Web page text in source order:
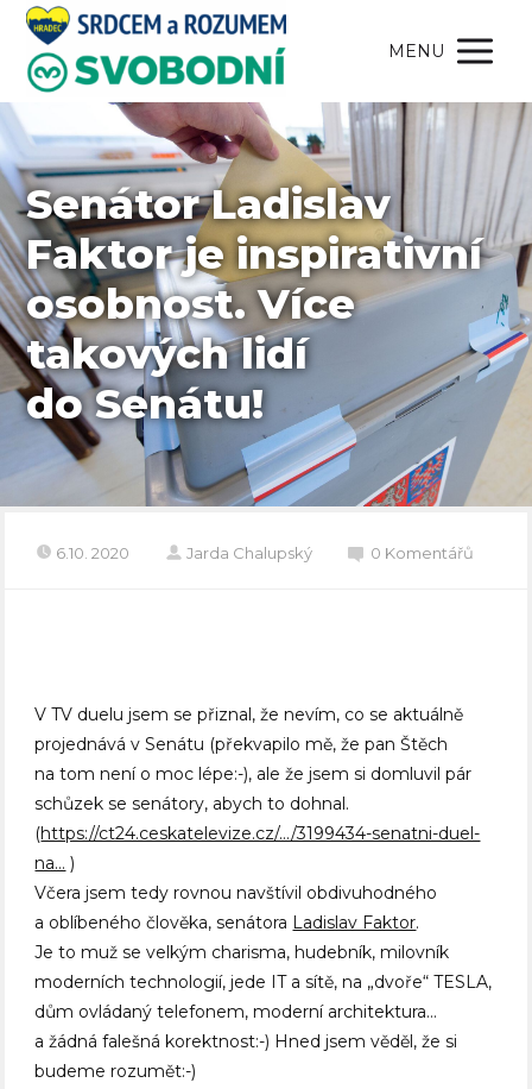
MENU
Senátor Ladislav
Faktor je inspirativní
osobnost. Více
takových lidí
do Senátu!
6.10. 2020 Jarda Chalupský 0 Komentářů
V TV duelu jsem se přiznal, že nevím, co se aktuálně
projednává v Senátu (překvapilo mě, že pan Štěch
na tom není o moc lépe:-), ale že jsem si domluvil pár
schůzek se senátory, abych to dohnal.
(https://ct24.ceskatelevize.cz/…/3199434-senatni-duel-
na… )
Včera jsem tedy rovnou navštívil obdivuhodného
a oblíbeného člověka, senátora Ladislav Faktor.
Je to muž se velkým charisma, hudebník, milovník
moderních technologií, jede IT a sítě, na „dvoře“ TESLA,
dům ovládaný telefonem, moderní architektura…
a žádná falešná korektnost:-) Hned jsem věděl, že si
budeme rozumět:-)